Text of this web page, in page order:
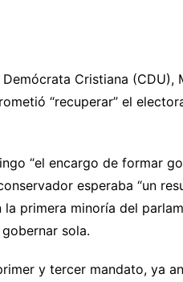
Cristiana (CDU),
“recuperar” el
“el encargo de formar
esperaba “un
primera minoría del
sola.
y tercer mandato, ya